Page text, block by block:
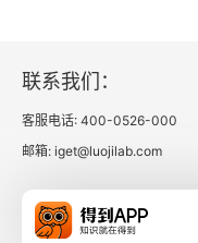
联系我们：
客服电话: 400-0526-000
邮箱: iget@luojilab.com
相关链接：